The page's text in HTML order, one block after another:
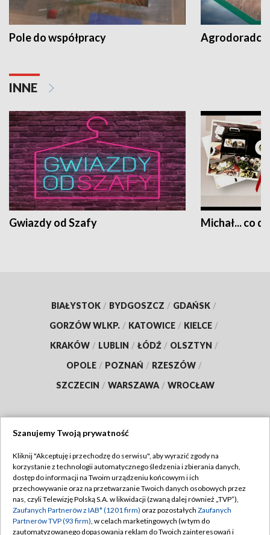
Pole do współpracy Agrodoradcy
INNE
Gwiazdy od Szafy Michał... co
BIAŁYSTOK / BYDGOSZCZ / GDAŃSK /
GORZÓW WLKP. / KATOWICE / KIELCE /
KRAKÓW / LUBLIN / ŁÓDŹ / OLSZTYN /
OPOLE / POZNAŃ / RZESZÓW /
SZCZECIN / WARSZAWA / WROCŁAW
TVP
Abonament TVP
Emisja w TVP
Centrum informacji TVP
Regulamin TVP
Polityka prywatności
Moje zgody
Szanujemy Twoją prywatność
Kliknij "Akceptuję i przechodzę do serwisu", aby wyrazić zgody na
korzystanie z technologii automatycznego śledzenia i zbierania danych,
dostęp do informacji na Twoim urządzeniu końcowym i ich
przechowywanie oraz na przetwarzanie Twoich danych osobowych przez
nas, czyli Telewizję Polską S.A. w likwidacji (zwaną dalej również „TVP”),
Zaufanych Partnerów z IAB* (1201 firm) oraz pozostałych Zaufanych
Partnerów TVP (93 firm), w celach marketingowych (w tym do
zautomatyzowanego dopasowania reklam do Twoich zainteresowań i